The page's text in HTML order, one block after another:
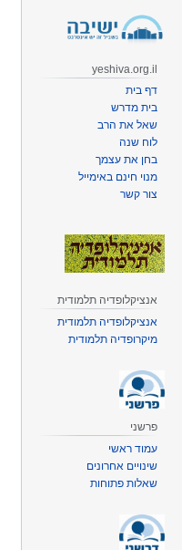
yeshiva.org.il
דף בית
בית מדרש
שאל את הרב
לוח שנה
בחן את עצמך
מנוי חינם באימייל
צור קשר
אנציקלופדיה תלמודית
אנציקלופדיה תלמודית
מיקרופדיה תלמודית
פרשני
עמוד ראשי
שינויים אחרונים
שאלות פתוחות